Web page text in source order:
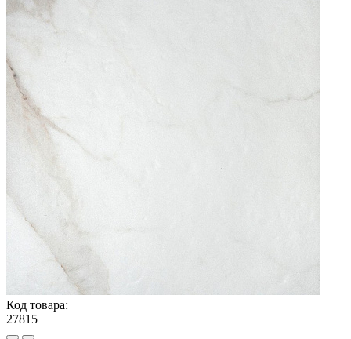
Код товара:
27815